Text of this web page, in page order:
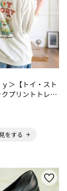
＞【トイ・スト
プリントトレー
をする